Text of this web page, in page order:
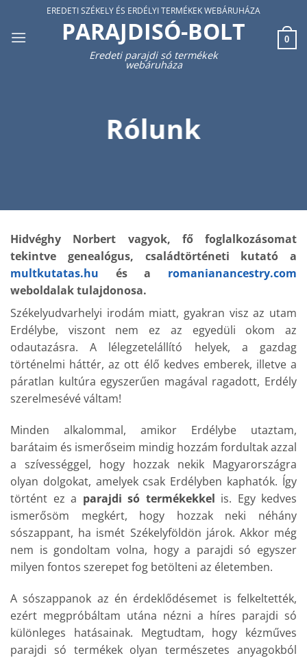
content
EREDETI SZÉKELY ÉS ERDÉLYI TERMÉKEK WEBÁRUHÁZA
PARAJDISÓ-BOLT
Eredeti parajdi só termékek
webáruháza
0
Rólunk
Hidvéghy Norbert vagyok, fő foglalkozásomat
tekintve genealógus, családtörténeti kutató a
multkutatas.hu és a romanianancestry.com
weboldalak tulajdonosa.
Székelyudvarhelyi irodám miatt, gyakran visz az utam
Erdélybe, viszont nem ez az egyedüli okom az
odautazásra. A lélegzetelállító helyek, a gazdag
történelmi háttér, az ott élő kedves emberek, illetve a
páratlan kultúra egyszerűen magával ragadott, Erdély
szerelmesévé váltam!
Minden alkalommal, amikor Erdélybe utaztam,
barátaim és ismerőseim mindig hozzám fordultak azzal
a szívességgel, hogy hozzak nekik Magyarországra
olyan dolgokat, amelyek csak Erdélyben kaphatók. Így
történt ez a parajdi só termékekkel is. Egy kedves
ismerősöm megkért, hogy hozzak neki néhány
sószappant, ha ismét Székelyföldön járok. Akkor még
nem is gondoltam volna, hogy a parajdi só egyszer
milyen fontos szerepet fog betölteni az életemben.
A sószappanok az én érdeklődésemet is felkeltették,
ezért megpróbáltam utána nézni a híres parajdi só
különleges hatásainak. Megtudtam, hogy kézműves
parajdi só termékek olyan természetes anyagokból